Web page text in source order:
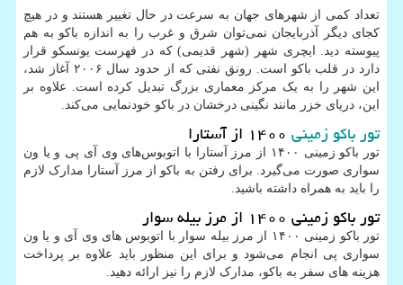
تعداد کمی از شهرهای جهان به سرعت در حال تغییر هستند و در هیچ
کجای دیگر آذربایجان نمی‌توان شرق و غرب را به اندازه باکو به هم
پیوسته دید. ایچری شهر (شهر قدیمی) که در فهرست یونسکو قرار
دارد در قلب باکو است. رونق نفتی که از حدود سال ۲۰۰۶ آغاز شد،
این شهر را به یک مرکز معماری بزرگ تبدیل کرده است. علاوه بر
این، دریای خزر مانند نگینی درخشان در باکو خودنمایی می‌کند.
تور باکو زمینی
تور باکو زمینی ۱۴۰۰ از مرز آستارا با اتوبوس‌های وی آی پی و یا ون
سواری صورت می‌گیرد. برای رفتن به باکو از مرز آستارا مدارک لازم
را باید به همراه داشته باشید.
تور باکو زمینی ۱۴۰۰ از مرز بیله سوار
تور باکو زمینی ۱۴۰۰ از مرز بیله سوار با اتوبوس های وی آی و یا ون
سواری پی انجام می‌شود و برای این منظور باید علاوه بر پرداخت
هزینه های سفر به باکو، مدارک لازم را نیز ارائه دهید.